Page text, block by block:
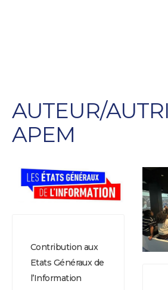
AUTEUR/
APEM
Contribution aux
Etats Généraux de
l’Information